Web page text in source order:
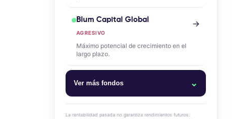
Blum Capital Global
AGRESIVO
Máximo potencial de crecimiento en el
largo plazo.
→
Ver más fondos ⌄
La rentabilidad pasada no garantiza rendimientos futuros.